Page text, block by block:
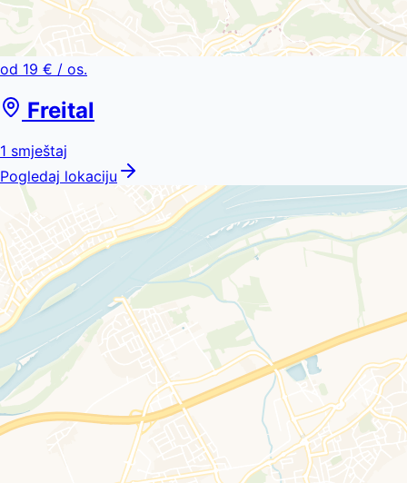
od 19 € / os.
Freital
1 smještaj
Pogledaj lokaciju